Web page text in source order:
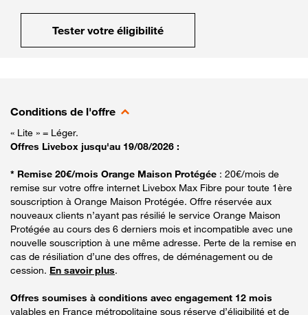
Tester votre éligibilité
Conditions de l'offre
« Lite » = Léger.
Offres Livebox jusqu'au 19/08/2026 :
* Remise 20€/mois Orange Maison Protégée : 20€/mois de
remise sur votre offre internet Livebox Max Fibre pour toute 1ère
souscription à Orange Maison Protégée. Offre réservée aux
nouveaux clients n’ayant pas résilié le service Orange Maison
Protégée au cours des 6 derniers mois et incompatible avec une
nouvelle souscription à une même adresse. Perte de la remise en
cas de résiliation d’une des offres, de déménagement ou de
cession. En savoir plus.
Offres soumises à conditions avec engagement 12 mois
valables en France métropolitaine sous réserve d’éligibilité et de